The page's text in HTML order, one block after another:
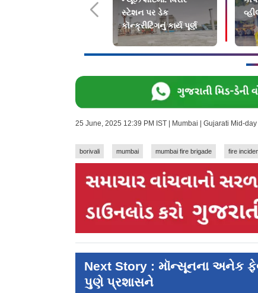
સ્ટેશન પર ડેક
કૉન્ક્રીટિંગનું કાર્ય પૂર્ણ
25 June, 2025 12:39 PM IST | Mumbai | Gujarati Mid-
borivali mumbai mumbai fire brigade fire
Next Story : મૉન્સૂનના અનેક
પુણે પ્રશાસને